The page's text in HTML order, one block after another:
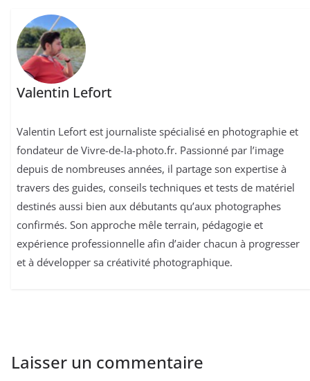
Valentin Lefort
Valentin Lefort est journaliste spécialisé en photographie et
fondateur de Vivre-de-la-photo.fr. Passionné par l’image
depuis de nombreuses années, il partage son expertise à
travers des guides, conseils techniques et tests de matériel
destinés aussi bien aux débutants qu’aux photographes
confirmés. Son approche mêle terrain, pédagogie et
expérience professionnelle afin d’aider chacun à progresser
et à développer sa créativité photographique.
Laisser un commentaire